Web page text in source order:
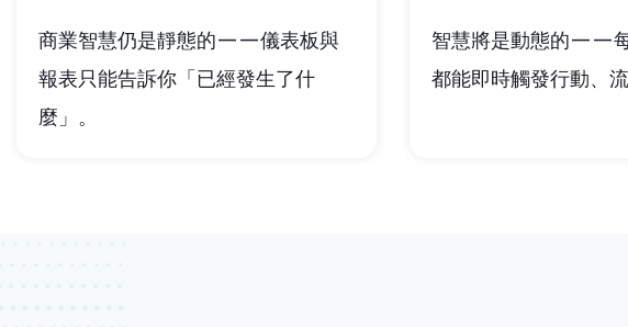
商業智慧仍是靜態的——儀表板與
報表只能告訴你「已經發生了什
麼」。
智慧將是動態的——
都能即時觸發行動、流